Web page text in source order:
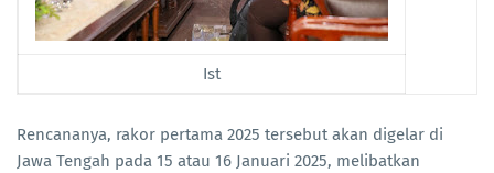
Ist
Rencananya, rakor pertama 2025 tersebut akan digelar di
Jawa Tengah pada 15 atau 16 Januari 2025, melibatkan